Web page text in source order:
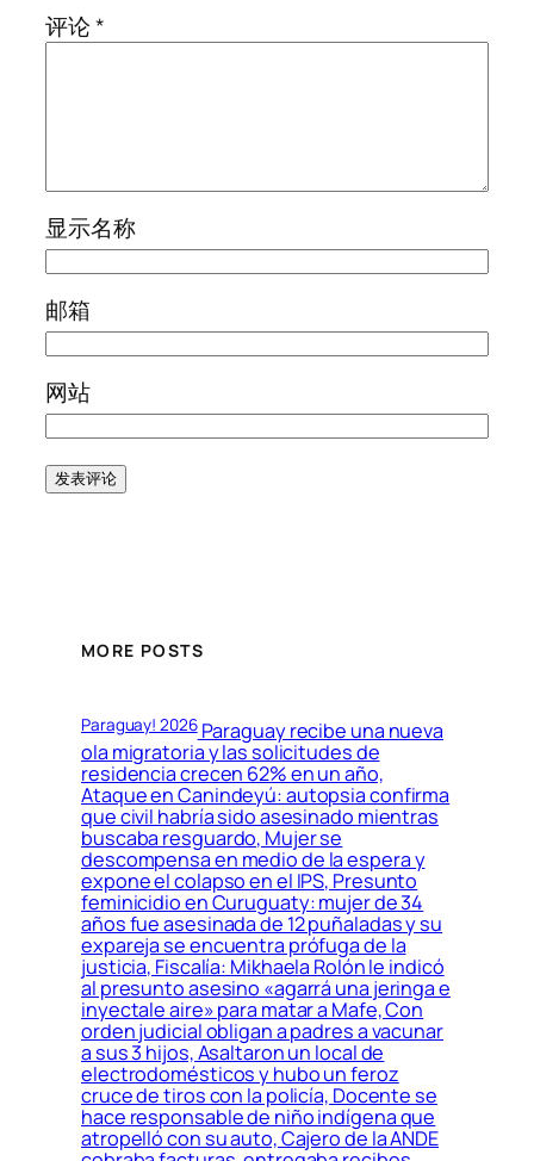
评论*
显示名称
邮箱
网站
MORE POSTS
Paraguay! 2026Paraguay recibe una nueva
ola migratoria y las solicitudes de
residencia crecen 62% en un año,
Ataque en Canindeyú: autopsia confirma
que civil habría sido asesinado mientras
buscaba resguardo, Mujer se
descompensa en medio de la espera y
expone el colapso en el IPS, Presunto
feminicidio en Curuguaty: mujer de 34
años fue asesinada de 12 puñaladas y su
expareja se encuentra prófuga de la
justicia, Fiscalía: Mikhaela Rolón le indicó
al presunto asesino «agarrá una jeringa e
inyectale aire» para matar a Mafe, Con
orden judicial obligan a padres a vacunar
a sus 3 hijos, Asaltaron un local de
electrodomésticos y hubo un feroz
cruce de tiros con la policía, Docente se
hace responsable de niño indígena que
atropelló con su auto, Cajero de la ANDE